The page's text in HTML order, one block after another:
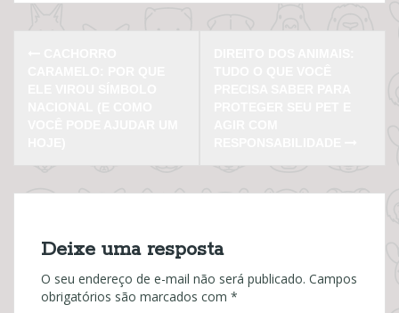
n
Deixe uma resposta
O seu endereço de e-mail não será publicado. Campos
obrigatórios são marcados com *